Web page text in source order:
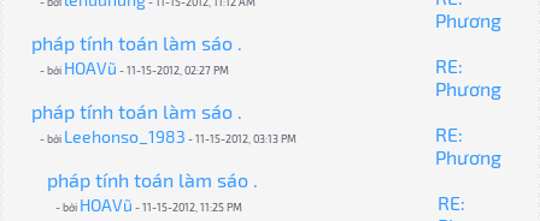
Phương
pháp tính toán làm sáo .
- bởi HOAVũ - 11-15-2012, 02:27 PM
RE:
Phương
pháp tính toán làm sáo .
- bởi Leehonso_1983 - 11-15-2012, 03:13 PM
RE:
Phương
pháp tính toán làm sáo .
- bởi HOAVũ - 11-15-2012, 11:25 PM
RE: